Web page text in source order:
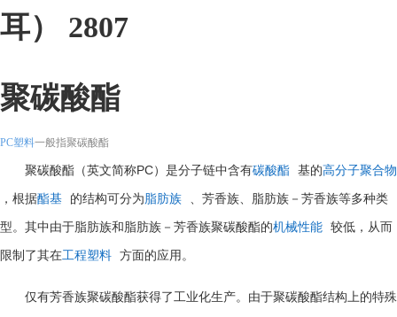
耳） 2807
聚碳酸酯
PC塑料一般指聚碳酸酯
聚碳酸酯（英文简称PC）是分子链中含有碳酸酯 基的高分子聚合物
，根据酯基 的结构可分为 脂肪族 、芳香族、脂肪族－芳香族等多种类
型。其中由于脂肪族和脂肪族－芳香族聚碳酸酯的机械性能 较低，从而
限制了其在工程塑料 方面的应用。
仅有芳香族聚碳酸酯获得了工业化生产。由于聚碳酸酯结构上的特殊